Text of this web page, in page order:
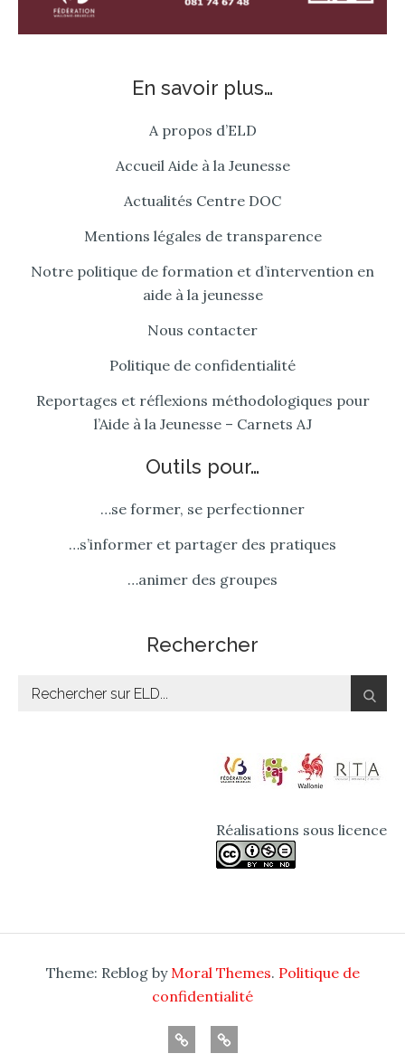
En savoir plus…
A propos d’ELD
Accueil Aide à la Jeunesse
Actualités Centre DOC
Mentions légales de transparence
Notre politique de formation et d’intervention en
aide à la jeunesse
Nous contacter
Politique de confidentialité
Reportages et réflexions méthodologiques pour
l’Aide à la Jeunesse – Carnets AJ
Outils pour…
…se former, se perfectionner
…s’informer et partager des pratiques
…animer des groupes
Rechercher
Rechercher:
Réalisations sous licence
Theme: Reblog byMoral Themes. Politique de
confidentialité
Menu Nous